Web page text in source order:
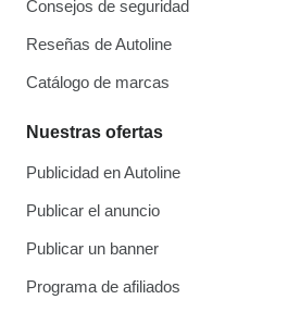
Consejos de seguridad
Reseñas de Autoline
Catálogo de marcas
Nuestras ofertas
Publicidad en Autoline
Publicar el anuncio
Publicar un banner
Programa de afiliados